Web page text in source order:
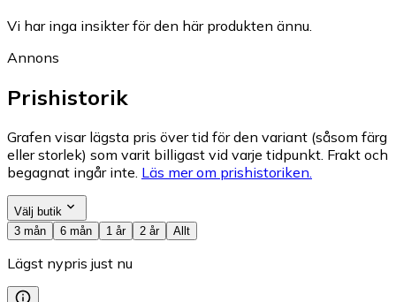
Vi har inga insikter för den här produkten ännu.
Annons
Prishistorik
Grafen visar lägsta pris över tid för den variant (såsom färg
eller storlek) som varit billigast vid varje tidpunkt. Frakt och
begagnat ingår inte. Läs mer om prishistoriken.
Välj butik
3 mån
6 mån 1 år 2 år Allt
Lägst nypris just nu